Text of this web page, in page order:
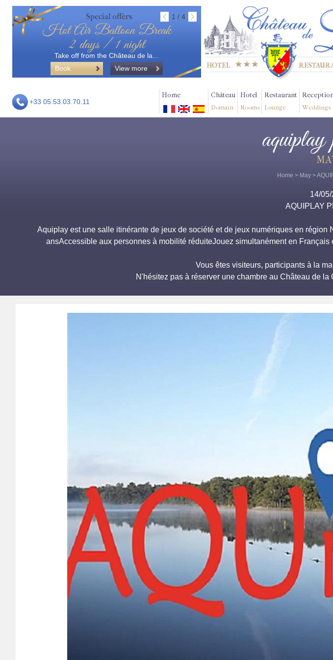
Special offers 1 / 4
Hot Air Balloon Break
2 days / 1 night
Take off from the Château de la…
Book
View more
+33 05.53.03.70.11
Home Château
Domain
Hotel
Rooms
Restaurant
Lounge Weddings
aquiplay
Home > May >
14/
AQUIPLAY
Aquiplay est une salle itinérante de jeux de société et de jeux numériques en
ansAccessible aux personnes à mobilité réduiteJouez simultanément en
Vous êtes visiteurs, participants à la
N'hésitez pas à réserver une chambre au Château de